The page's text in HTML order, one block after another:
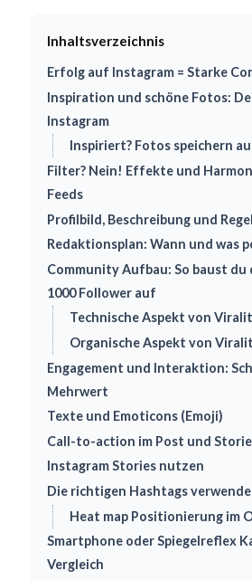
Inhaltsverzeichnis
Erfolg auf Instagram = Starke
Inspiration und schöne Fotos:
Instagram
Inspiriert? Fotos speichern
Filter? Nein! Effekte und
Feeds
Profilbild, Beschreibung und
Redaktionsplan: Wann und was
Community Aufbau: So baust du
1000 Follower auf
Technische Aspekt von
Organische Aspekt von
Engagement und Interaktion:
Mehrwert
Texte und Emoticons (Emoji)
Call-to-action im Post und
Instagram Stories nutzen
Die richtigen Hashtags
Heat map Positionierung im
Smartphone oder Spiegelreflex
Vergleich